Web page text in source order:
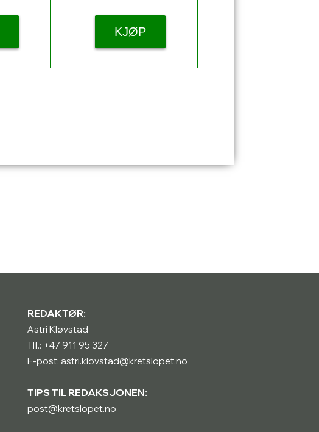
KJØP
REDAKTØR:
Astri Kløvstad
Tlf.: +47 911 95 327
E-post: astri.klovstad@kretslopet.no
TIPS TIL REDAKSJONEN:
post@kretslopet.no